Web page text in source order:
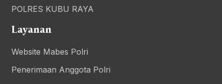
POLRES KUBU RAYA
Layanan
Website Mabes Polri
Penerimaan Anggota Polri